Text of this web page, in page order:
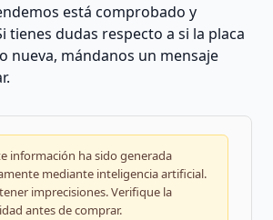
está comprobado y
tienes dudas respecto a si la placa
nueva, mándanos un mensaje
información ha sido generada
mediante inteligencia artificial.
imprecisiones. Verifique la
antes de comprar.